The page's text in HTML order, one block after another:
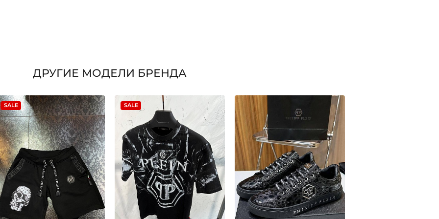
ДРУГИЕ МОДЕЛИ БРЕНДА
SALE SALE